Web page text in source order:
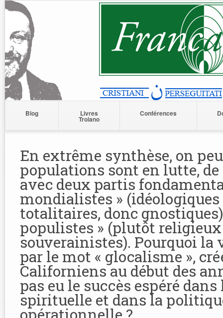
Blog Livres
Troiano
Conférences
En extrême synthèse, on
populations sont en lutte, de
avec deux partis
mondialistes » (idéologiques
totalitaires, donc
populistes » (plutôt
souverainistes). Pourquoi la
par le mot « glocalisme »,
Californiens au début des
pas eu le succès espéré
spirituelle et dans la